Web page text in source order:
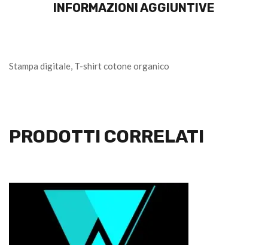
INFORMAZIONI AGGIUNTIVE
Stampa digitale, T-shirt cotone organico
PRODOTTI CORRELATI